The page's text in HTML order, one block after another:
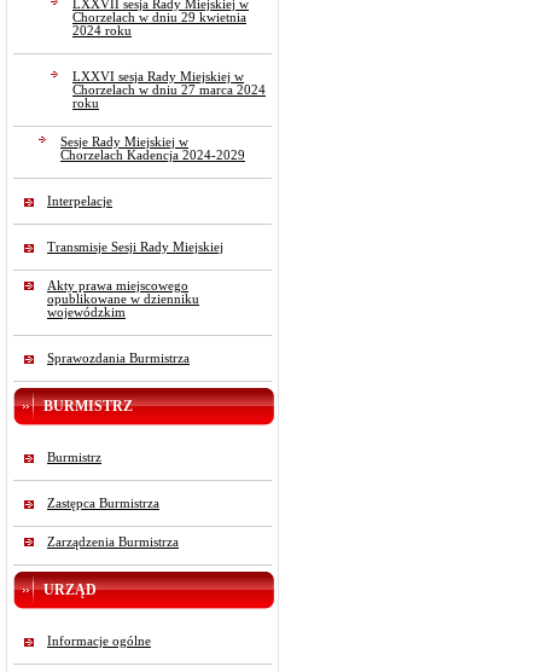
LXXVII sesja Rady Miejskiej w
Chorzelach w dniu 29 kwietnia
2024 roku
LXXVI sesja Rady Miejskiej w
Chorzelach w dniu 27 marca 2024
roku
Sesje Rady Miejskiej w
Chorzelach Kadencja 2024-2029
Interpelacje
Transmisje Sesji Rady Miejskiej
Akty prawa miejscowego
opublikowane w dzienniku
wojewódzkim
Sprawozdania Burmistrza
BURMISTRZ
Burmistrz
Zastępca Burmistrza
Zarządzenia Burmistrza
URZĄD
Informacje ogólne